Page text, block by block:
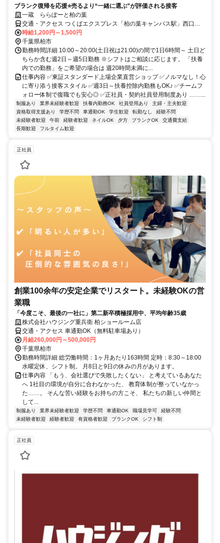
ブランク復帰を応援⭐売るより“一緒に選ぶ”が評価される接客
一蔵 ららぽーと柏の葉
交通・アクセス つくばエクスプレス「柏の葉キャンパス駅」西口前
※ららぽーと柏の葉 本館1階 書店(Books KaBoS)向かい
時給1,200円～1,500円
千葉県柏市
勤務時間詳細 10:00～20:00(土日祝は21:00)の間で1日6時間～ 土日ど
ちらか含む週2日～週5日勤務 ※シフトはご相談に応じます。 「扶養
内での勤務」をご希望の場合は 週20時間未満に...
仕事内容 ✅東証スタンダード上場企業直営ショップ ✅ノルマなし！心
に寄り添う接客スタイル ✅週3日～扶養控除内勤務もOK♪ ✅チームフ
ォロー体制で復職でも安心◎ ✅正社員・契約社員登用制度あり ……...
制服あり 業界未経験者歓迎 扶養内勤務OK 社員登用あり
主婦・主夫歓迎
資格取得支援あり
学歴不問 車通勤OK 学生歓迎 転勤なし
経験不問
未経験者歓迎
午前 経験者歓迎 ネイルOK 夕方 ブランクOK
交通費支給
長期歓迎
フルタイム歓迎
正社員
創業100余年の安定企業でリスタート。未経験OKの営
業職
「今度こそ、最後の一社に」第二新卒積極採用中、平均年齢35歳
株式会社ハウジング重兵衛 柏ショールーム店
交通・アクセス 車通勤OK（無料駐車場あり）
月給260,000円～500,000円
千葉県柏市
勤務時間詳細 総労働時間：1ヶ月あたり163時間 定時：8:30～18:00
水曜定休、シフト制。 月8日と9日の休みの月があります。
仕事内容 「もう、会社選びで失敗したくない」 と考えているあなた
へ 1社目の環境が自分に合わなかった、 教育体制が整っていなかっ
た……。 そんな苦い経験をお持ちの方こそ、 私たちの新しい仲間と
して...
制服あり 業界未経験者歓迎 学歴不問 車通勤OK 職場見学可
経験不問
未経験者歓迎
経験者歓迎 有資格者歓迎 ブランクOK シフト制
正社員